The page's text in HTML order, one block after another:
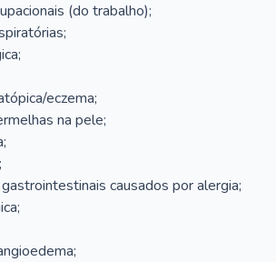
(do trabalho);
eczema;
na pele;
causados por alergia;